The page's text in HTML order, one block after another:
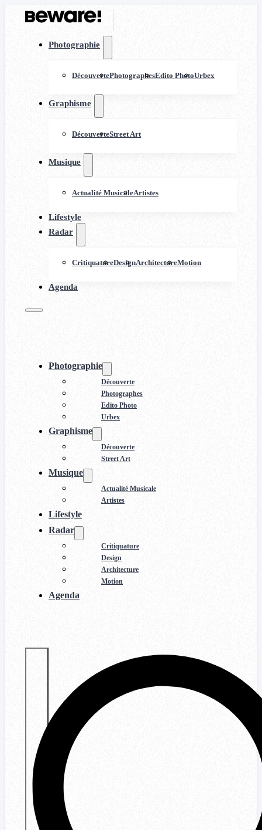
Photographie
DécouvertePhotographesEdito PhotoUrbex
Graphisme
DécouverteStreet Art
Musique
Actualité MusicaleArtistes
Lifestyle
Radar
CritiquatureDesignArchitectureMotion
Agenda
Photographie
Découverte
Photographes
Edito Photo
Urbex
Graphisme
Découverte
Street Art
Musique
Actualité Musicale
Artistes
Lifestyle
Radar
Critiquature
Design
Architecture
Motion
Agenda